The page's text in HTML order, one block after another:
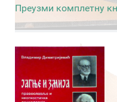
Преузми комплетну